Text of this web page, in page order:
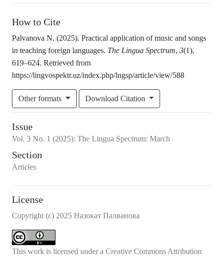
How to Cite
Pаlvаnovа N. (2025). Prаcticаl аpplicаtion of music аnd songs
in teаching foreign lаnguаges. The Lingua Spectrum, 3(1),
619–624. Retrieved from
https://lingvospektr.uz/index.php/lngsp/article/view/588
Other formats Download Citation
Issue
Vol. 3 No. 1 (2025): The Lingua Spectrum: March
Section
Articles
License
Copyright (c) 2025 Назокат Палванова
This work is licensed under a Creative Commons Attribution